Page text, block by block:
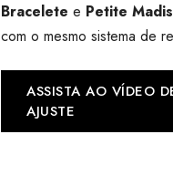
Bracelete e Petite
com o mesmo sistema de
ASSISTA AO VÍDEO
AJUSTE